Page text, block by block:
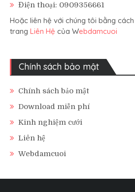
Điện thoại: 0909356661
Hoặc liên hệ với chúng tôi bằng
trang Liên Hệ của Webdamcuoi
Chính sách bảo mật
Chính sách bảo mật
Download miễn phí
Kinh nghiệm cưới
Liên hệ
Webdamcuoi